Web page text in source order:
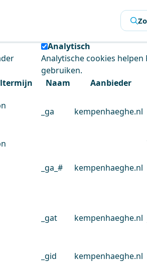
en het gebruiksgemak te
Analytisch
Analytische cookies
gebruiken.
Naam
Aanbieder
_ga kempenhaeghe.nl
_ga_# kempenhaeghe.nl
_gat kempenhaeghe.nl
_gid kempenhaeghe.nl